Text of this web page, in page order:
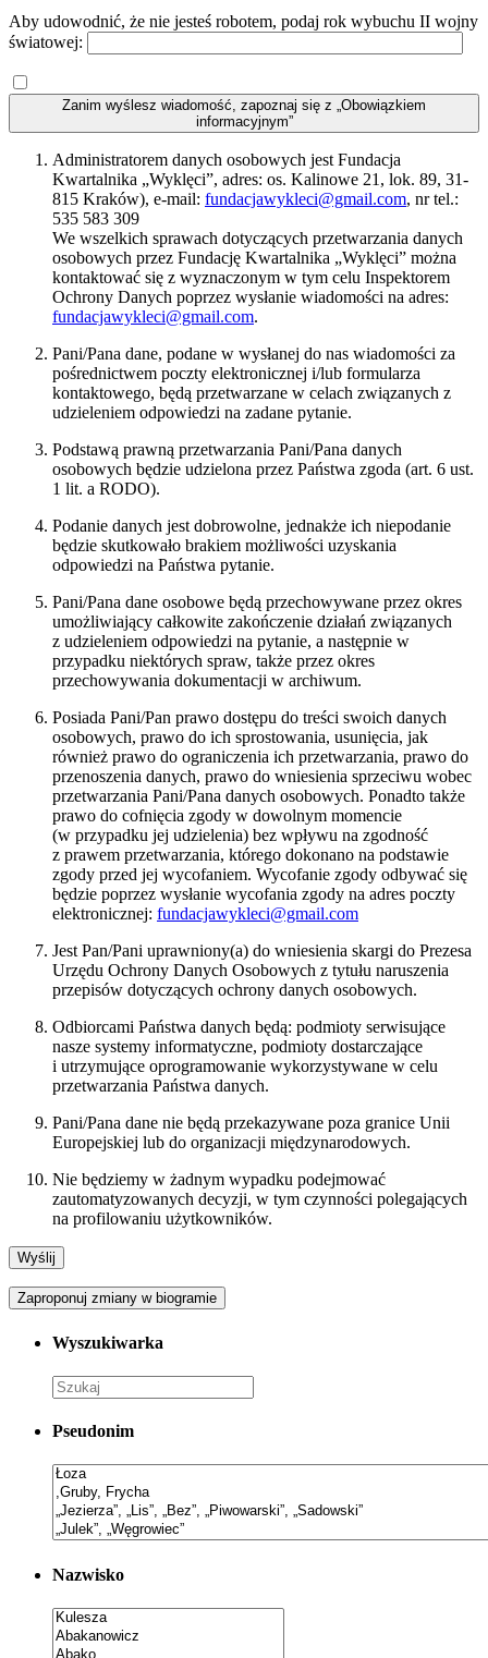
Aby udowodnić, że nie jesteś robotem, podaj rok wybuchu II wojny
światowej:
Zanim wyślesz wiadomość, zapoznaj się z „Obowiązkiem
informacyjnym”
Administratorem danych osobowych jest Fundacja
Kwartalnika „Wyklęci”, adres: os. Kalinowe 21, lok. 89, 31-
815 Kraków), e-mail: fundacjawykleci@gmail.com, nr tel.:
535 583 309
We wszelkich sprawach dotyczących przetwarzania danych
osobowych przez Fundację Kwartalnika „Wyklęci” można
kontaktować się z wyznaczonym w tym celu Inspektorem
Ochrony Danych poprzez wysłanie wiadomości na adres:
fundacjawykleci@gmail.com.
Pani/Pana dane, podane w wysłanej do nas wiadomości za
pośrednictwem poczty elektronicznej i/lub formularza
kontaktowego, będą przetwarzane w celach związanych z
udzieleniem odpowiedzi na zadane pytanie.
Podstawą prawną przetwarzania Pani/Pana danych
osobowych będzie udzielona przez Państwa zgoda (art. 6 ust.
1 lit. a RODO).
Podanie danych jest dobrowolne, jednakże ich niepodanie
będzie skutkowało brakiem możliwości uzyskania
odpowiedzi na Państwa pytanie.
Pani/Pana dane osobowe będą przechowywane przez okres
umożliwiający całkowite zakończenie działań związanych
z udzieleniem odpowiedzi na pytanie, a następnie w
przypadku niektórych spraw, także przez okres
przechowywania dokumentacji w archiwum.
Posiada Pani/Pan prawo dostępu do treści swoich danych
osobowych, prawo do ich sprostowania, usunięcia, jak
również prawo do ograniczenia ich przetwarzania, prawo do
przenoszenia danych, prawo do wniesienia sprzeciwu wobec
przetwarzania Pani/Pana danych osobowych. Ponadto także
prawo do cofnięcia zgody w dowolnym momencie
(w przypadku jej udzielenia) bez wpływu na zgodność
z prawem przetwarzania, którego dokonano na podstawie
zgody przed jej wycofaniem. Wycofanie zgody odbywać się
będzie poprzez wysłanie wycofania zgody na adres poczty
elektronicznej: fundacjawykleci@gmail.com
Jest Pan/Pani uprawniony(a) do wniesienia skargi do Prezesa
Urzędu Ochrony Danych Osobowych z tytułu naruszenia
przepisów dotyczących ochrony danych osobowych.
Odbiorcami Państwa danych będą: podmioty serwisujące
nasze systemy informatyczne, podmioty dostarczające
i utrzymujące oprogramowanie wykorzystywane w celu
przetwarzania Państwa danych.
Pani/Pana dane nie będą przekazywane poza granice Unii
Europejskiej lub do organizacji międzynarodowych.
Nie będziemy w żadnym wypadku podejmować
zautomatyzowanych decyzji, w tym czynności polegających
na profilowaniu użytkowników.
Zaproponuj zmiany w biogramie
Wyszukiwarka
Pseudonim
Nazwisko